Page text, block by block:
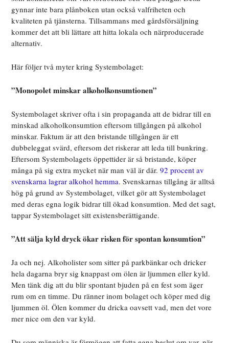
gynnar inte bara plånboken utan också valfriheten och
kvaliteten på tjänsterna. Tillsammans med gårdsförsäljning
kommer det att bli lättare att hitta lokala och närproducerade
alternativ.
Här följer två myter kring Systembolaget:
”Monopolet minskar alkoholkonsumtionen”
Systembolaget skriver ofta i sin propaganda att de bidrar till en
minskad alkoholkonsumtion eftersom tillgången på alkohol
minskar. Faktum är att den bristande tillgången är ett
dubbeleggat svärd, eftersom det riskerar att leda till bunkring.
Eftersom Systembolagets öppettider är så bristande, köper
många på sig extra mycket när man väl är där.92 procent av
svenskarna lagrar alkohol hemma. Svenskarnas tillgång är alltså
hög på grund av Systembolaget, vilket gör att Systembolaget
med deras egna logik bidrar till ökad konsumtion. Med det sagt,
tappar Systembolaget sitt existensberättigande.
”Att sälja kyld dryck ökar risken för spontan konsumtion”
Ja och nej. Alkoholister som sitter på parkbänkar och dricker
hela dagarna bryr sig knappast om ölen är ljummen eller kyld.
Men tänk dig att du blir spontant bjuden på en fest som äger
rum om en timme. Du ränner inom bolaget och köper med dig
ljummen öl. Ölen kommer du dricka oavsett vad, men det vore
mer nice om den var kyld.